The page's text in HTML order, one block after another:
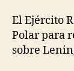
El Ejército
Polar para
sobre